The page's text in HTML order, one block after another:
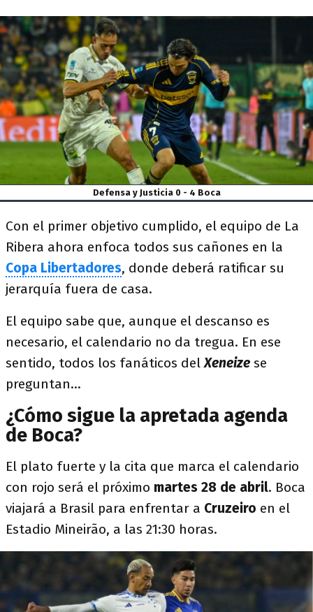
Defensa y Justicia 0 - 4 Boca
Con el primer objetivo cumplido, el equipo de La
Ribera ahora enfoca todos sus cañones en la
Copa Libertadores, donde deberá ratificar su
jerarquía fuera de casa.
El equipo sabe que, aunque el descanso es
necesario, el calendario no da tregua. En ese
sentido, todos los fanáticos del Xeneize se
preguntan...
¿Cómo sigue la apretada agenda
de Boca?
El plato fuerte y la cita que marca el calendario
con rojo será el próximo martes 28 de abril. Boca
viajará a Brasil para enfrentar a Cruzeiro en el
Estadio Mineirão, a las 21:30 horas.